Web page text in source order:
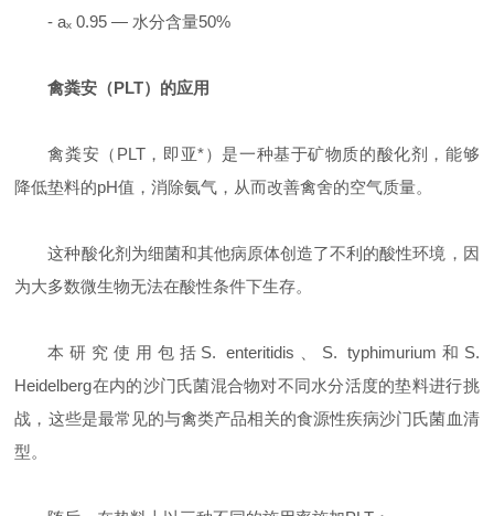
- aₓ 0.95— 水分含量50%
禽粪安 （PLT）的应用
禽粪安 （ PLT，即亚*）是一种基于矿物质的酸化剂，能够
降低垫料的pH值，消除氨气，从而改善禽舍的空气质量。
这种酸化剂为细菌和其他病原体创造了不利的酸性环境，因
为大多数微生物无法在酸性条件下生存。
本研究使用包括 S. enteritidis S. typhimurium 和 S.
Heidelberg在内的沙门氏菌混合物对不同水分活度的垫料进行挑
战，这些是最常见的与禽类产品相关的食源性疾病沙门氏菌血清
型。